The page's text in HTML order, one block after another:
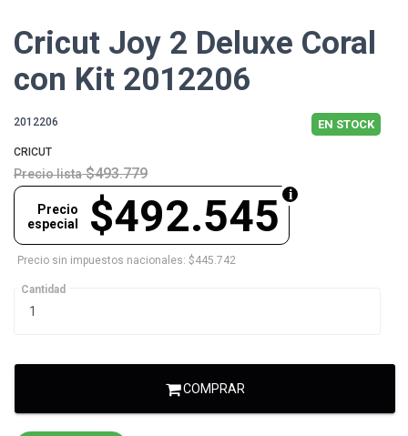
Cricut Joy 2 Deluxe Coral
con Kit 2012206
2012206 EN STOCK
CRICUT
Precio lista $493.779
$492.545
Precio
especial
Precio sin impuestos nacionales: $445.742
Cantidad
COMPRAR